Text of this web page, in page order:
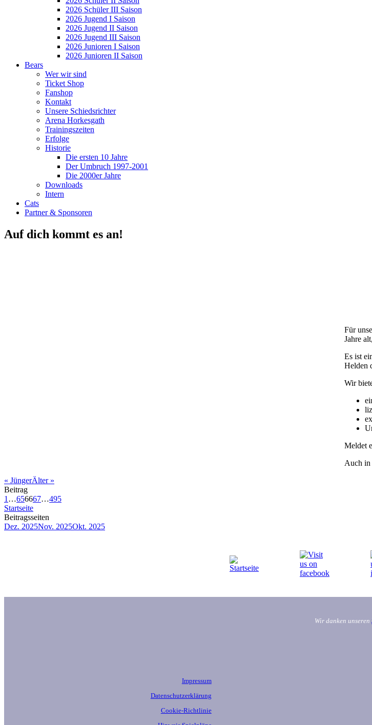
2026 Schüler III Saison
2026 Jugend I Saison
2026 Jugend II Saison
2026 Jugend III Saison
2026 Junioren I Saison
2026 Junioren II Saison
Bears
Wer wir sind
Ticket Shop
Fanshop
Kontakt
Unsere Schiedsrichter
Arena Horkesgath
Trainingszeiten
Erfolge
Historie
Die ersten 10 Jahre
Der Umbruch 1997-2001
Die 2000er Jahre
Downloads
Intern
Cats
Partner & Sponsoren
Auf dich kommt es an!
Für
Jahre
Es ist
Helden
Wir
Meldet
Auch in
« JüngerÄlter »
Beitrag
1 …656667…495
Startseite
Beitragsseiten
Dez. 2025Nov. 2025Okt. 2025
Impressum
Datenschutzerklärung
Cookie-Richtlinie
Wir danken unseren